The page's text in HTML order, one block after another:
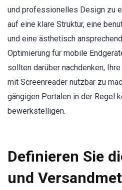
und professionelles Design zu
auf eine klare Struktur, eine
und eine ästhetisch
Optimierung für mobile
sollten darüber nachdenken,
mit Screenreader nutzbar zu
gängigen Portalen in der Regel
bewerkstelligen.
Definieren Sie
und